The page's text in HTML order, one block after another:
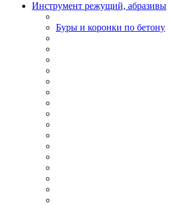
Инструмент режущий, абразивы
Буры и коронки по бетону